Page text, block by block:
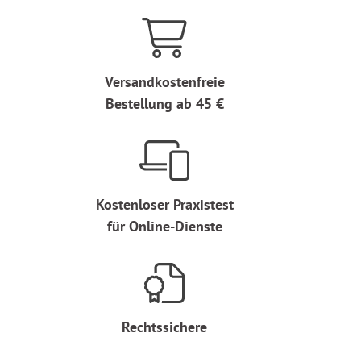
Versandkostenfreie
Bestellung ab 45 €
Kostenloser Praxistest
für Online-Dienste
Rechtssichere